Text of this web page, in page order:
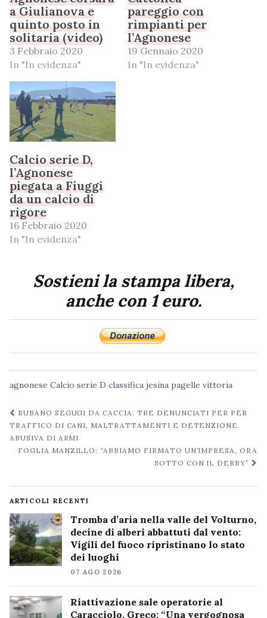
a Giulianova e
quinto posto in
solitaria (video)
3 Febbraio 2020
In "In evidenza"
pareggio con
rimpianti per
l’Agnonese
19 Gennaio 2020
In "In evidenza"
Calcio serie D,
l’Agnonese
piegata a Fiuggi
da un calcio di
rigore
16 Febbraio 2020
In "In evidenza"
Sostieni la stampa libera,
anche con 1 euro.
agnonese Calcio serie D classifica jesina pagelle vittoria
Navigazione
post
RUBANO SEGUGI DA CACCIA: TRE DENUNCIATI PER PER
TRAFFICO DI CANI, MALTRATTAMENTI E DETENZIONE
ABUSIVA DI ARMI
FOGLIA MANZILLO: “ABBIAMO FIRMATO UN’IMPRESA, ORA
SOTTO CON IL DERBY”
ARTICOLI RECENTI
Tromba d’aria nella valle del Volturno,
decine di alberi abbattuti dal vento:
Vigili del fuoco ripristinano lo stato
dei luoghi
07 AGO 2026
Riattivazione sale operatorie al
Caracciolo, Greco: “Una vergognosa